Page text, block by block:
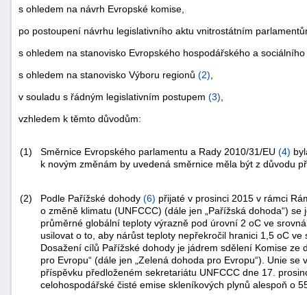
s ohledem na návrh Evropské komise,
po postoupení návrhu legislativního aktu vnitrostátním
s ohledem na stanovisko Evropského hospodářského a
s ohledem na stanovisko Výboru regionů (2)
v souladu s řádným legislativním postupem (3)
vzhledem k těmto důvodům:
(1) Směrnice Evropského parlamentu a Rady 2010/31/EU (4)
k novým změnám by uvedená směrnice měla být z důvodu
(2) Podle Pařížské dohody (6) přijaté v prosinci 2015 v rámci
o změně klimatu (UNFCCC) (dále jen „Pařížská dohoda“)
průměrné globální teploty výrazně pod úrovní 2 oC ve
usilovat o to, aby nárůst teploty nepřekročil hranici 1,5 oC ve
Dosažení cílů Pařížské dohody je jádrem sdělení Komise ze
pro Evropu“ (dále jen „Zelená dohoda pro Evropu“). Unie
příspěvku předloženém sekretariátu UNFCCC dne 17.
celohospodářské čisté emise skleníkových plynů alespoň o
+náhrady